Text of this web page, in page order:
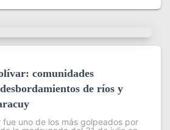
comunidades
de ríos y
fue uno de los más golpeados por